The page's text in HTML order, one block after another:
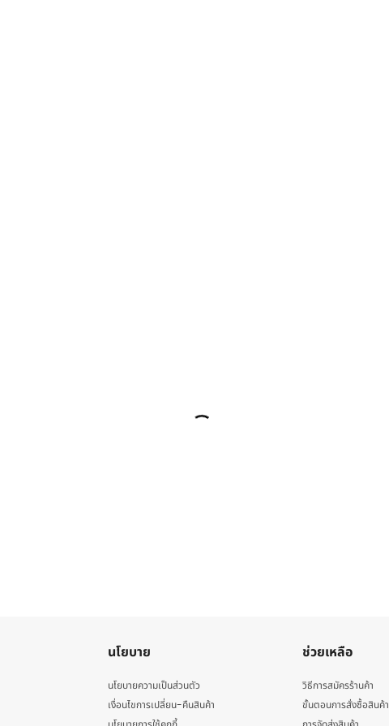
นโยบาย
นโยบายความเป็นส่วนตัว
เงื่อนไขการเปลี่ยน-คืนสินค้า
ช่วยเหลือ
วิธีการสมัครร้านค้า
ขั้นตอนการสั่งซื้อสินค้า